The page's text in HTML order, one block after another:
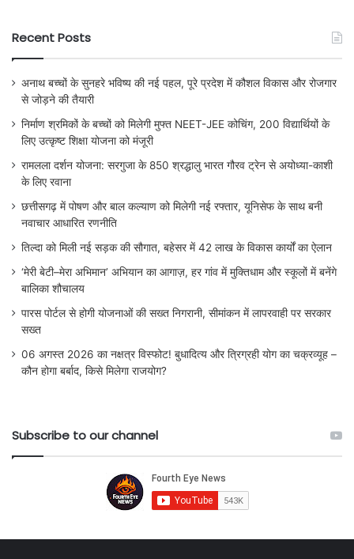
Recent Posts
अनाथ बच्चों के सुनहरे भविष्य की नई पहल, पूरे प्रदेश में कौशल विकास और रोजगार
से जोड़ने की तैयारी
निर्माण श्रमिकों के बच्चों को मिलेगी मुफ्त NEET-JEE कोचिंग, 200 विद्यार्थियों के
लिए उत्कृष्ट शिक्षा योजना को मंजूरी
रामलला दर्शन योजना: सरगुजा के 850 श्रद्धालु भारत गौरव ट्रेन से अयोध्या-काशी
के लिए रवाना
छत्तीसगढ़ में पोषण और बाल कल्याण को मिलेगी नई रफ्तार, यूनिसेफ के साथ बनी
नवाचार आधारित रणनीति
तिल्दा को मिली नई सड़क की सौगात, बहेसर में 42 लाख के विकास कार्यों का ऐलान
‘मेरी बेटी–मेरा अभिमान’ अभियान का आगाज़, हर गांव में मुक्तिधाम और स्कूलों में बनेंगे
बालिका शौचालय
पारस पोर्टल से होगी योजनाओं की सख्त निगरानी, सीमांकन में लापरवाही पर सरकार
सख्त
06 अगस्त 2026 का नक्षत्र विस्फोट! बुधादित्य और त्रिग्रही योग का चक्रव्यूह –
कौन होगा बर्बाद, किसे मिलेगा राजयोग?
Subscribe to our channel